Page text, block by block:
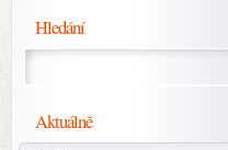
Hledání
Aktuálně